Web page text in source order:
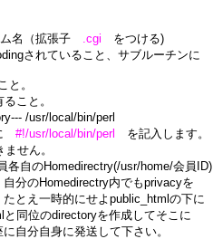
（拡張子 .cgi をつける)
されていること、サブルーチンに
。
こと。
/usr/local/bin/perl
#!/usr/local/bin/perl
を記入します。
せん。
のHomedirectry(/usr/home/会員ID)
Homedirectry内でもprivacyを
一時的にせよpublic_htmlの下に
のdirectoryを作成してそこに
自身に発送して下さい。